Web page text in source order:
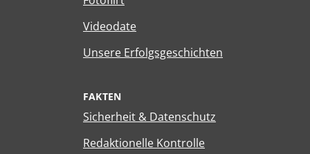
Videodate
Unsere Erfolgsgeschichten
FAKTEN
Sicherheit & Datenschutz
Redaktionelle Kontrolle